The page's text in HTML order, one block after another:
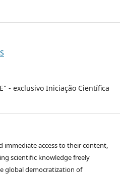
- exclusivo Iniciação Científica
immediate access to their content,
scientific knowledge freely
global democratization of